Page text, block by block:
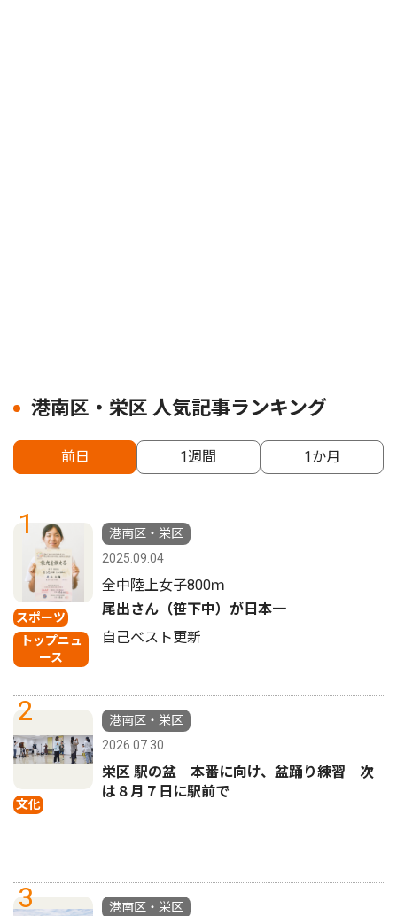
港南区・栄区 人気記事ランキング
前日 1週間 1か月
1
スポーツ
トップニュ
ース
港南区・栄区
2025.09.04
全中陸上女子800ｍ
尾出さん（笹下中）が日本一
自己ベスト更新
2
文化
港南区・栄区
2026.07.30
栄区 駅の盆 本番に向け、盆踊り練習 次
は８月７日に駅前で
3
港南区・栄区